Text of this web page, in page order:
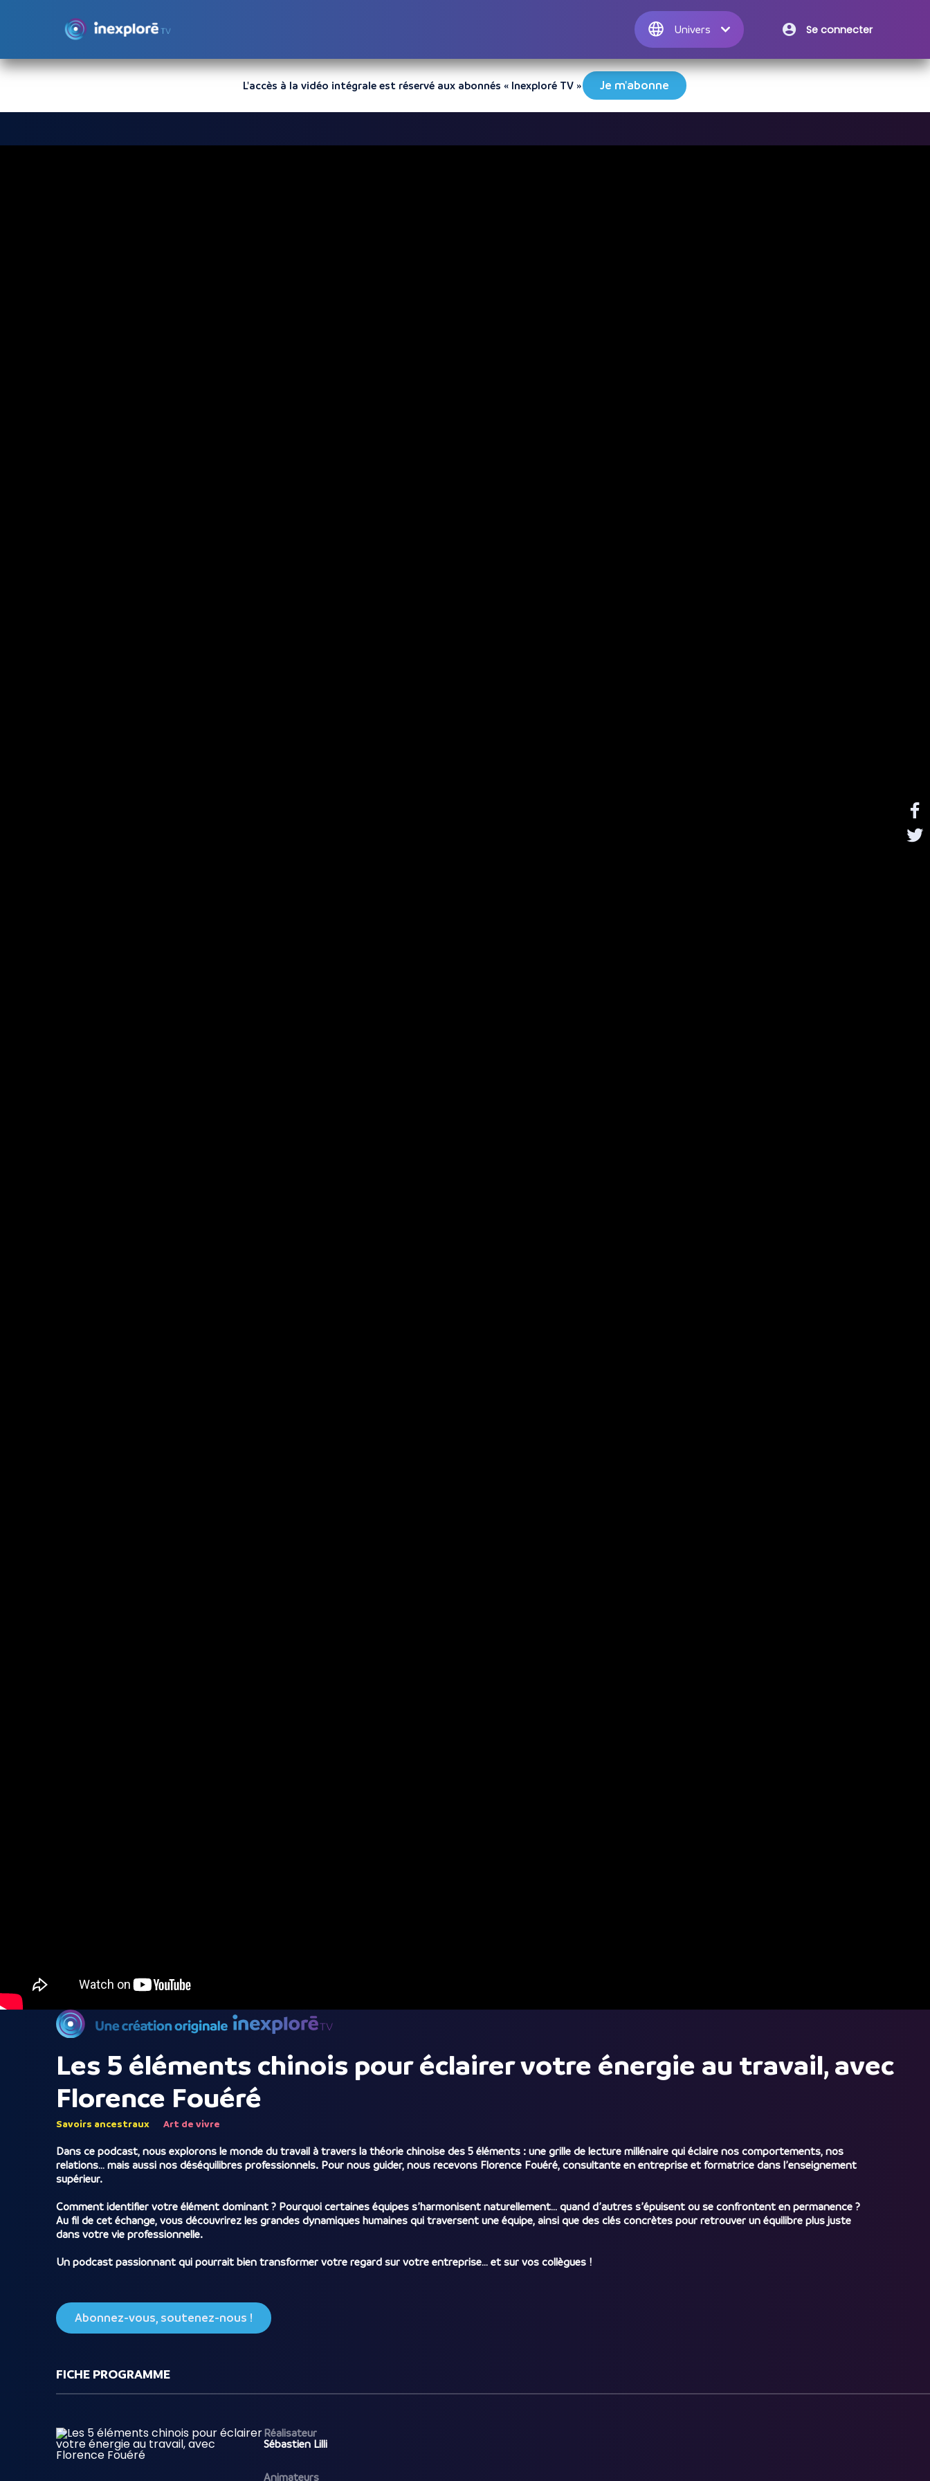
Univers  Se connecter
L'accès à la vidéo intégrale est réservé aux abonnés « Inexploré TV » Je m'abonne
Les 5 éléments chinois pour éclairer votre énergie au travail, avec
Florence Fouéré
Savoirs ancestraux Art de vivre
Dans ce podcast, nous explorons le monde du travail à travers la théorie chinoise des 5 éléments : une grille de lecture millénaire qui éclaire nos comportements, nos
relations… mais aussi nos déséquilibres professionnels. Pour nous guider, nous recevons Florence Fouéré, consultante en entreprise et formatrice dans l’enseignement
supérieur.
Comment identifier votre élément dominant ? Pourquoi certaines équipes s’harmonisent naturellement… quand d’autres s’épuisent ou se confrontent en permanence ?
Au fil de cet échange, vous découvrirez les grandes dynamiques humaines qui traversent une équipe, ainsi que des clés concrètes pour retrouver un équilibre plus juste
dans votre vie professionnelle.
Un podcast passionnant qui pourrait bien transformer votre regard sur votre entreprise… et sur vos collègues !
Abonnez-vous, soutenez-nous !
FICHE PROGRAMME
Réalisateur
Sébastien Lilli
Animateurs